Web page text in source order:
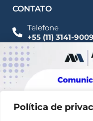
Política de
CONTATO
Telefone
+55 (11) 3141-9009
Imprensa
Fale Conosco
Alameda Santos,
SP